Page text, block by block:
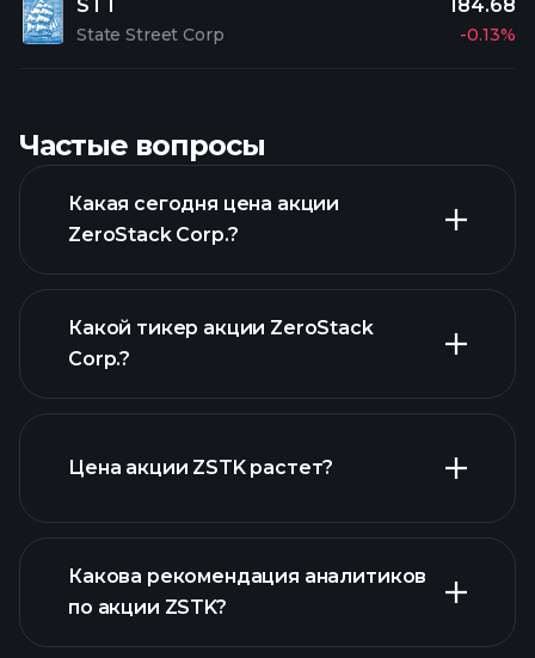
STT
State Street Corp
184.68
-0.13%
Частые вопросы
Какая сегодня цена акции
ZeroStack Corp.?
Какой тикер акции ZeroStack
Corp.?
Цена акции ZSTK растет?
Какова рекомендация аналитиков
по акции ZSTK?